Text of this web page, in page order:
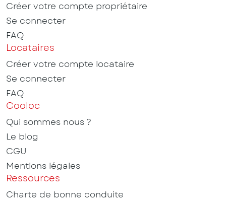
Créer votre compte propriétaire
Se connecter
FAQ
Locataires
Créer votre compte locataire
Se connecter
FAQ
Cooloc
Qui sommes nous ?
Le blog
CGU
Mentions légales
Ressources
Charte de bonne conduite